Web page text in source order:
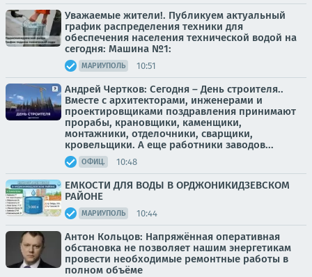
Уважаемые жители!. Публикуем актуальный
график распределения техники для
обеспечения населения технической водой на
сегодня: Машина №1:
МАРИУПОЛЬ 10:51
Андрей Чертков: Сегодня – День строителя..
Вместе с архитекторами, инженерами и
проектировщиками поздравления принимают
прорабы, крановщики, каменщики,
монтажники, отделочники, сварщики,
кровельщики. А еще работники заводов...
ОФИЦ. 10:48
ЕМКОСТИ ДЛЯ ВОДЫ В ОРДЖОНИКИДЗЕВСКОМ
РАЙОНЕ
МАРИУПОЛЬ 10:44
Антон Кольцов: Напряжённая оперативная
обстановка не позволяет нашим энергетикам
провести необходимые ремонтные работы в
полном объёме